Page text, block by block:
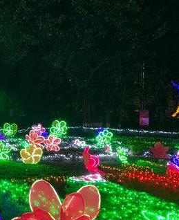
xã hội
Lãnh đạo
Thông tin an ninh, trật tự
Thông tin tài nguyên, môi trường
Chiến lược, kế hoạch, quy hoạch
Thông báo